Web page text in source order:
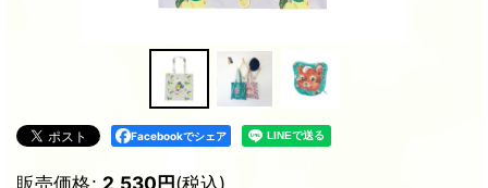
Facebookでシェア
販売価格: 2,530円(税込)